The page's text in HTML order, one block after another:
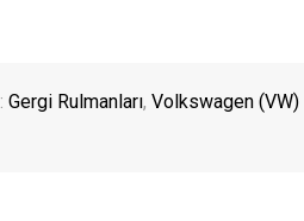
Gergi Rulmanları, Volkswagen (VW)